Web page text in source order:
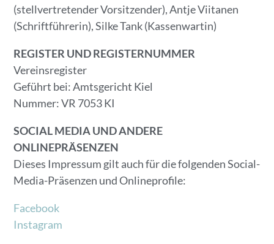
(stellvertretender Vorsitzender), Antje Viitanen
(Schriftführerin), Silke Tank (Kassenwartin)
REGISTER UND REGISTERNUMMER
Vereinsregister
Geführt bei: Amtsgericht Kiel
Nummer: VR 7053 KI
SOCIAL MEDIA UND ANDERE
ONLINEPRÄSENZEN
Dieses Impressum gilt auch für die folgenden Social-
Media-Präsenzen und Onlineprofile:
Facebook
Instagram